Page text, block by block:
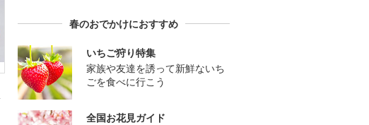
春のおでかけにおすすめ
いちご狩り特集
家族や友達を誘って新鮮ないち
ごを食べに行こう
全国お花見ガイド